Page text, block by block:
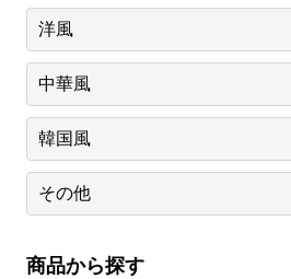
洋風
中華風
韓国風
その他
商品から探す